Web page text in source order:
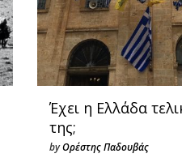
Έχει η Ελλάδα
της;
byΟρέστης Παδουβάς